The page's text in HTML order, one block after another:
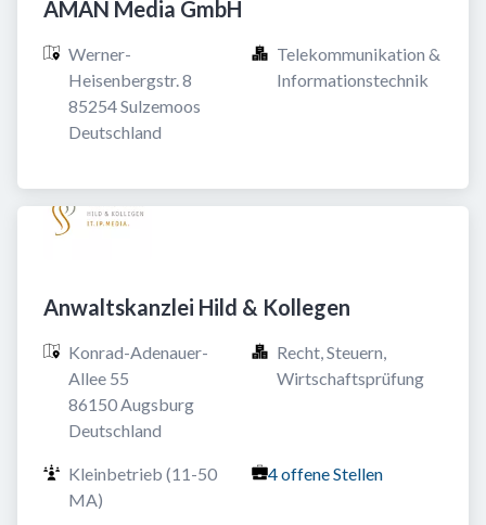
AMAN Media GmbH
Werner-
Heisenbergstr. 8
85254 Sulzemoos
Deutschland
Telekommunikation &
Informationstechnik
Anwaltskanzlei Hild & Kollegen
Konrad-Adenauer-
Allee 55
86150 Augsburg
Deutschland
Recht, Steuern,
Wirtschaftsprüfung
Kleinbetrieb (11-50
MA)
4 offene Stellen